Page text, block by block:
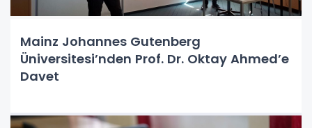
Mainz Johannes Gutenberg
Üniversitesi’nden Prof. Dr. Oktay Ahmed’e
Davet